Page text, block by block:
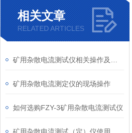
相关文章
RELATED ARTICLES
矿用杂散电流测定仪的现场操作
如何选购FZY-3矿用杂散电流测试仪